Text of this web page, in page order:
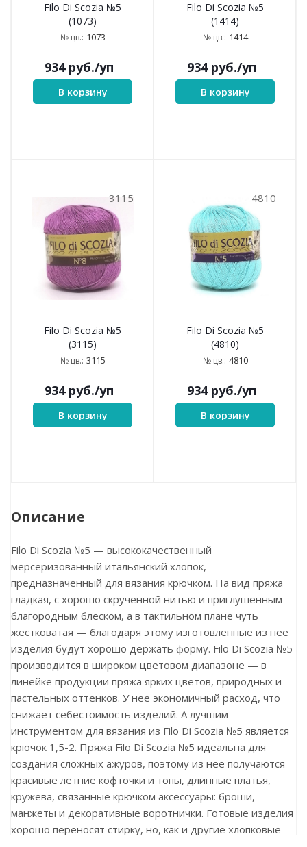
Filo Di Scozia №5
(1073)
№ цв.: 1073
934руб./уп
В корзину
Filo Di Scozia №5
(1414)
№ цв.: 1414
934руб./уп
В корзину
3115
Filo Di Scozia №5
(3115)
№ цв.: 3115
934руб./уп
В корзину
4810
Filo Di Scozia №5
(4810)
№ цв.: 4810
934руб./уп
В корзину
Описание
Filo Di Scozia №5 — высококачественный
мерсеризованный итальянский хлопок,
предназначенный для вязания крючком. На вид пряжа
гладкая, с хорошо скрученной нитью и приглушенным
благородным блеском, а в тактильном плане чуть
жестковатая — благодаря этому изготовленные из нее
изделия будут хорошо держать форму. Filo Di Scozia №5
производится в широком цветовом диапазоне — в
линейке продукции пряжа ярких цветов, природных и
пастельных оттенков. У нее экономичный расход, что
снижает себестоимость изделий. А лучшим
инструментом для вязания из Filo Di Scozia №5 является
крючок 1,5-2. Пряжа Filo Di Scozia №5 идеальна для
создания сложных ажуров, поэтому из нее получаются
красивые летние кофточки и топы, длинные платья,
кружева, связанные крючком аксессуары: броши,
манжеты и декоративные воротнички. Готовые изделия
хорошо переносят стирку, но, как и другие хлопковые